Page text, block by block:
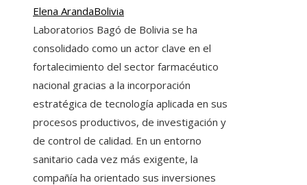
Elena ArandaBolivia
Laboratorios Bagó de Bolivia se ha
consolidado como un actor clave en el
fortalecimiento del sector farmacéutico
nacional gracias a la incorporación
estratégica de tecnología aplicada en sus
procesos productivos, de investigación y
de control de calidad. En un entorno
sanitario cada vez más exigente, la
compañía ha orientado sus inversiones